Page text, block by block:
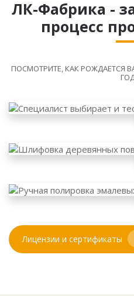
ЛК-Фабрика -
процесс
ПОСМОТРИТЕ, КАК РОЖДАЕТСЯ
Лицензии и сертификаты